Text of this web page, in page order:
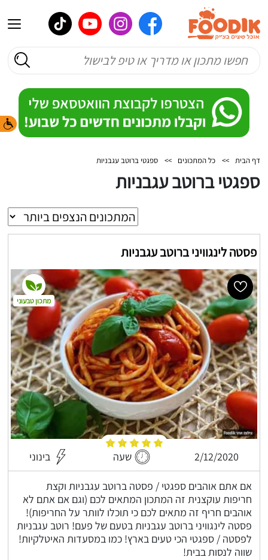
דף הבית >> כל המתכונים >> ספגטי ברוטב עגבניות
ספגטי ברוטב עגבניות
פסטה לינגוויני ברוטב עגבניות
2/12/2020 שעה בינוני
אם אתם אוהבים ספגטי / פסטה ברוטב עגבניות וקצת
חריפות עוקצנית זה המתכון המתאים לכם (וגם אם אתם לא
אוהבים חריף זה מתאים לכם כי תוכלו לוותר על החריפות)!
פסטה לינגוויני ברוטב עגבניות בטעם של פעם! רוטב עגבניות
לפסטה / ספגטי הכי טעים בארץ! כמו במסעדות האיטלקיות!
שווה לנסות בבית!
מתכון טבעוני